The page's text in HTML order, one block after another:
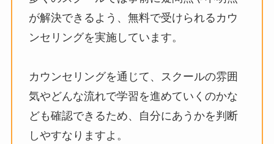
が解決できるよう、無料で受けられるカウ
ンセリングを実施しています。
カウンセリングを通じて、スクールの雰囲
気やどんな流れで学習を進めていくのかな
ども確認できるため、自分にあうかを判断
しやすなりますよ。